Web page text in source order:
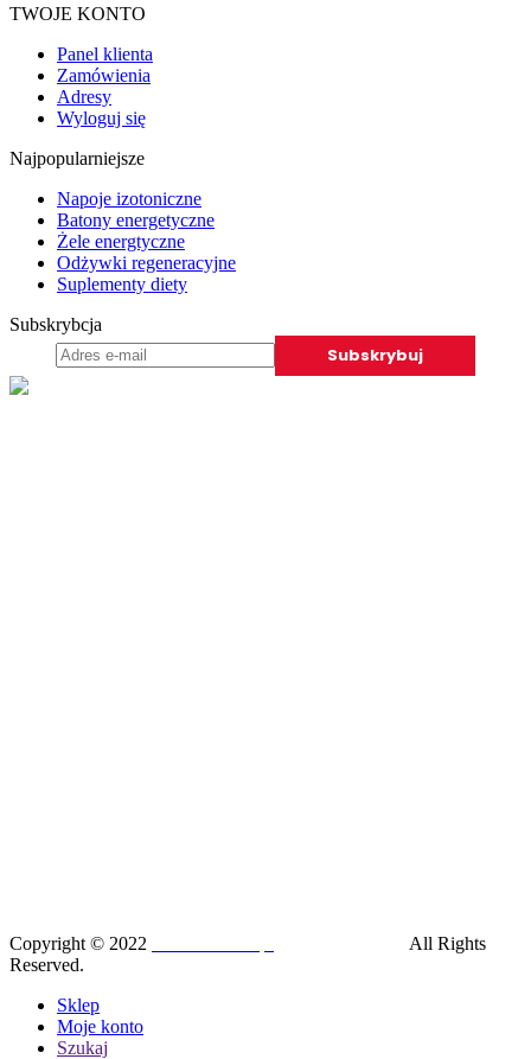
TWOJE KONTO
Panel klienta
Zamówienia
Adresy
Wyloguj się
Najpopularniejsze
Napoje izotoniczne
Batony energetyczne
Żele energtyczne
Odżywki regeneracyjne
Suplementy diety
Subskrybcja
Copyright © 2022
All Rights
Reserved.
Sklep
Moje konto
Szukaj